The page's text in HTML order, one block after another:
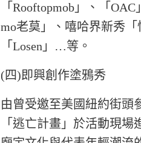
「Rooftopmob」、「
mo老莫」、嘻哈界新秀
「Losen」…等。
(四)即興創作塗鴉秀
由曾受邀至美國紐約街頭
「逃亡計畫」於活動現